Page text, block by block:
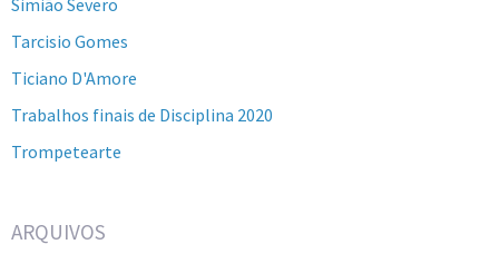
Tarcisio Gomes
Ticiano D'Amore
Trabalhos finais de Disciplina 2020
Trompetearte
ARQUIVOS